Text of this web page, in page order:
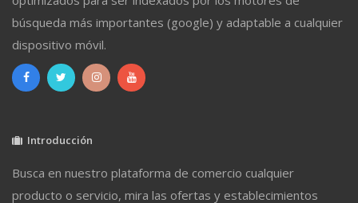
búsqueda más importantes (google) y adaptable a cualquier
dispositivo móvil.
Introducción
Busca en nuestro plataforma de comercio cualquier
producto o servicio, mira las ofertas y establecimientos